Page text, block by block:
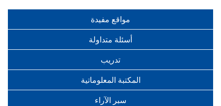
مواقع مفيدة
أسئلة متداولة
تدريب
المكتبة المعلوماتية
سبر الآراء